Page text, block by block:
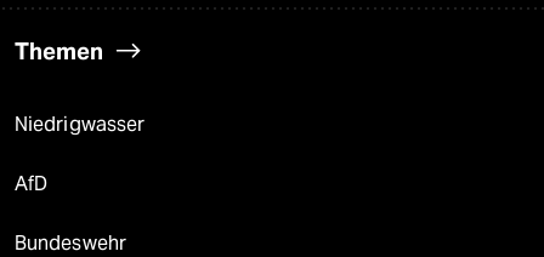
Themen
Niedrigwasser
AfD
Bundeswehr